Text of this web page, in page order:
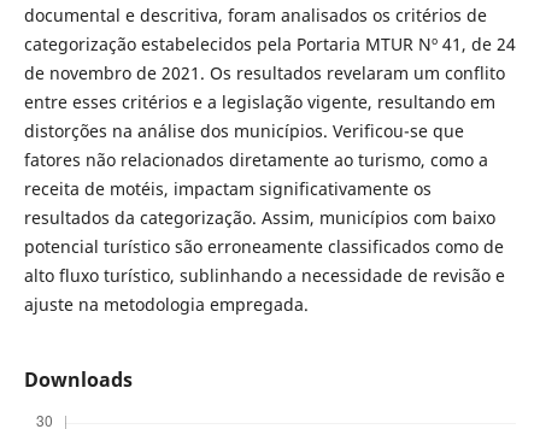
documental e descritiva, foram analisados os critérios de
categorização estabelecidos pela Portaria MTUR Nº 41, de 24
de novembro de 2021. Os resultados revelaram um conflito
entre esses critérios e a legislação vigente, resultando em
distorções na análise dos municípios. Verificou-se que
fatores não relacionados diretamente ao turismo, como a
receita de motéis, impactam significativamente os
resultados da categorização. Assim, municípios com baixo
potencial turístico são erroneamente classificados como de
alto fluxo turístico, sublinhando a necessidade de revisão e
ajuste na metodologia empregada.
Downloads